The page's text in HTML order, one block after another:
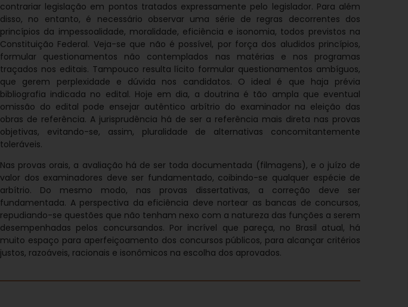
contrariar legislação em pontos tratados expressamente pelo legislador. Para além
disso, no entanto, é necessário observar uma série de regras decorrentes dos
princípios da impessoalidade, moralidade, eficiência e isonomia, todos previstos na
Constituição Federal. Veja-se que não é possível, por força dos aludidos princípios,
formular questionamentos não contemplados nas matérias e nos programas
traçados nos editais. Tampouco resulta lícito formular questionamentos ambíguos,
que gerem perplexidade e dúvida nos candidatos. O ideal é que haja prévia
bibliografia indicada no edital. Hoje em dia, a doutrina é tão ampla que eventual
omissão do edital pode ensejar autêntico arbítrio do examinador na eleição das
obras de referência. A jurisprudência há de ser a referência mais direta nas provas
objetivas, evitando-se, assim, pluralidade de alternativas concomitantemente
toleráveis.
Nas provas orais, a avaliação há de ser toda documentada (filmagens), e o juízo de
valor dos examinadores deve ser fundamentado, coibindo-se qualquer espécie de
arbítrio. Do mesmo modo, nas provas dissertativas, a correção deve ser
fundamentada. A perspectiva da eficiência deve nortear as bancas de concursos,
repudiando-se questões que não tenham nexo com a natureza das funções a serem
desempenhadas pelos concursandos. Por incrível que pareça, no Brasil atual, há
muito espaço para aperfeiçoamento dos concursos públicos, para alcançar critérios
justos, razoáveis, racionais e isonômicos na escolha dos aprovados.